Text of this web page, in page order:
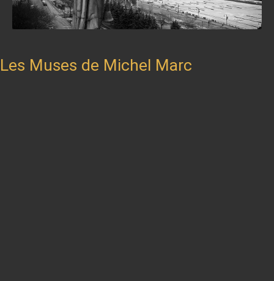
fullscreen
Les Muses de Michel Marc